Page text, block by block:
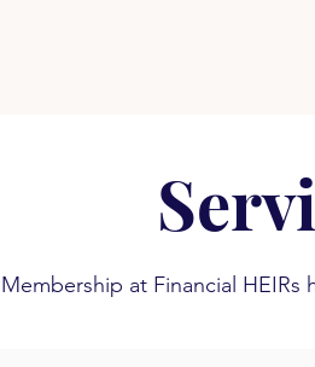
Membership at Financial HEIRs